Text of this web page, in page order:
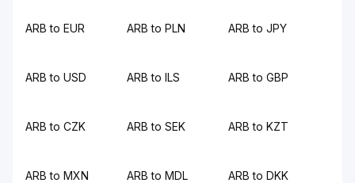
ARB to EUR ARB to PLN ARB to JPY
ARB to USD ARB to ILS ARB to GBP
ARB to CZK ARB to SEK ARB to KZT
ARB to MXN ARB to MDL ARB to DKK